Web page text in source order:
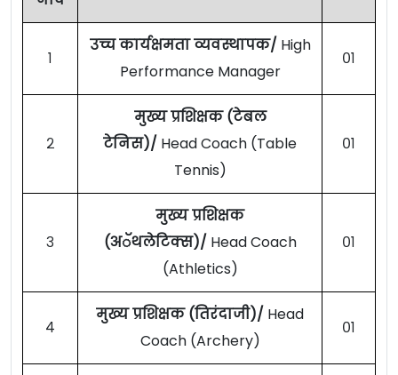
१
उच्च कार्यक्षमता व्यवस्थापक/ High
Performance Manager
०१
२
मुख्य प्रशिक्षक (टेबल
टेनिस)/ Head Coach (Table
Tennis)
०१
३
मुख्य प्रशिक्षक
(अॅथलेटिक्स)/ Head Coach
(Athletics)
०१
४
मुख्य प्रशिक्षक (तिरंदाजी)/ Head
Coach (Archery)
०१